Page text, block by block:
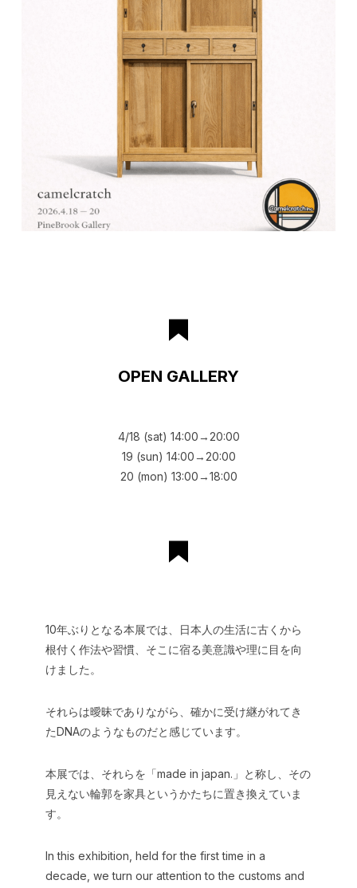
OPEN GALLERY
4/18 (sat) 14:00→20:00
19 (sun) 14:00→20:00
20 (mon) 13:00→18:00
10年ぶりとなる本展では、日本人の生活に古くから
根付く作法や習慣、そこに宿る美意識や理に目を向
けました。
それらは曖昧でありながら、確かに受け継がれてき
たDNAのようなものだと感じています。
本展では、それらを「made in japan.」と称し、その
見えない輪郭を家具というかたちに置き換えていま
す。
In this exhibition, held for the first time in a
decade, we turn our attention to the customs and